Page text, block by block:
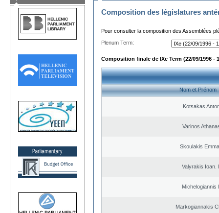
Composition des législatures
Pour consulter la composition des Assemblées
Plenum Term:
Composition finale de IXe Term (22/09/1996 -
Nom et Prénom
Kotsakas
Varinos
Skoulakis
Valyrakis Ioan.
Michelogiannis
Markogiannakis